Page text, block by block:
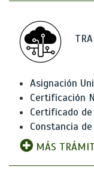
Asignación
Certificación
Certificado
Constancia
MÁS